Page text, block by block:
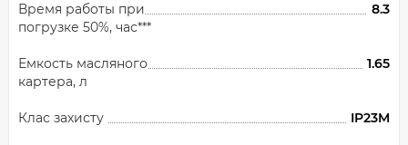
Время работы при
погрузке 50%, час***
8.3
Емкость масляного
картера, л
1.65
Клас захисту IP23M